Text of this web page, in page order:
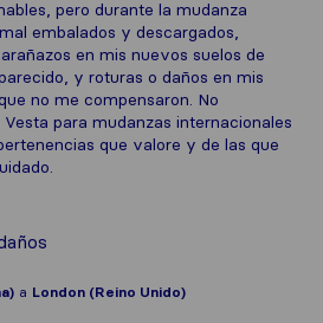
pero durante la mudanza
embalados y descargados,
en mis nuevos suelos de
y roturas o daños en mis
no me compensaron. No
para mudanzas internacionales
que valore y de las que
a London (Reino Unido)